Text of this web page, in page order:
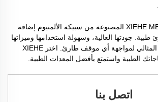
إن أبعاد نقالة XIEHE MEDICAL المصنوعة من سبيكة الألمنيوم إضافة
جودتها العالية، وسهولة استخدامها وميزاتها
المريحة تجعلها الخيار المثالي لمواجهة أي موقف طارئ. اختر XIEHE
اتصل بنا